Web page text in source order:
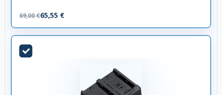
69,00 €65,55 €